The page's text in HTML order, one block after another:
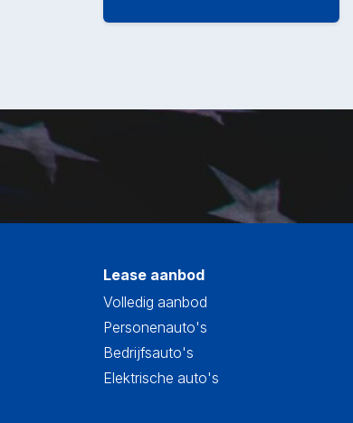
Lease aanbod
Volledig aanbod
Personenauto's
Bedrijfsauto's
Elektrische auto's